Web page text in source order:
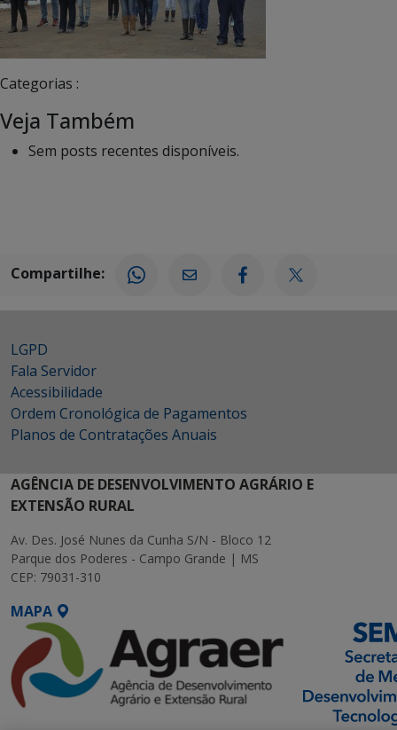
Categorias :
Veja Também
Sem posts recentes disponíveis.
Compartilhe:
LGPD
Fala Servidor
Acessibilidade
Ordem Cronológica de Pagamentos
Planos de Contratações Anuais
AGÊNCIA DE DESENVOLVIMENTO AGRÁRIO E
EXTENSÃO RURAL
Av. Des. José Nunes da Cunha S/N - Bloco 12
Parque dos Poderes - Campo Grande | MS
CEP: 79031-310
MAPA